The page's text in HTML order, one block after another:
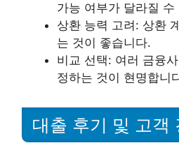
가능 여부가 달라질 수
상환 능력 고려: 상환
는 것이 좋습니다.
비교 선택: 여러 금융
정하는 것이 현명합니
대출 후기 및 고객